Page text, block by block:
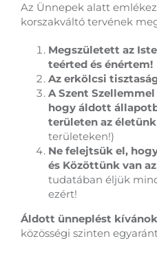
Az Ünnepek alatt
korszakváltó tervének
Megszületett az
teérted és énértem!
Az erkölcsi
A Szent
hogy áldott
területen az
területeken!)
Ne felejtsük el,
és Közöttünk van
tudatában éljük
ezért!
Áldott ünneplést kívánok
közösségi szinten